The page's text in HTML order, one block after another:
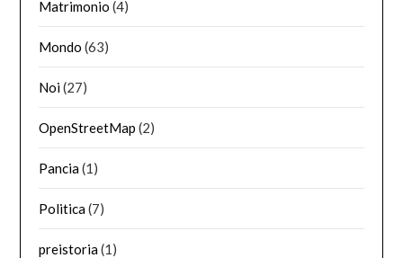
Matrimonio (4)
Mondo (63)
Noi(27)
OpenStreetMap (2)
Pancia(1)
Politica(7)
preistoria(1)